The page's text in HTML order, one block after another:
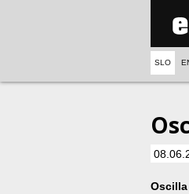
SLO
Oscilla